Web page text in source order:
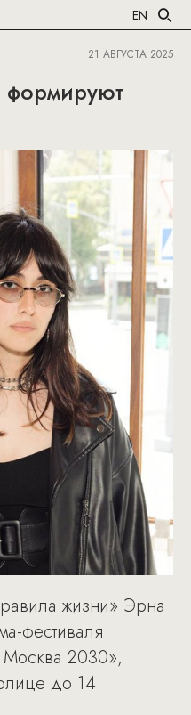
EN
21 АВГУСТА 2025
жизни» Эрна
фестиваля
2030»,
до 14